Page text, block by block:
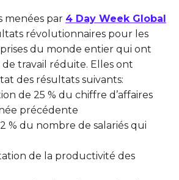
menées par 4 Day Week Global
révolutionnaires pour les
du monde entier qui ont
de travail réduite. Elles ont
des résultats suivants:
de 25 % du chiffre d’affaires
précédente
% du nombre de salariés qui
de la productivité des